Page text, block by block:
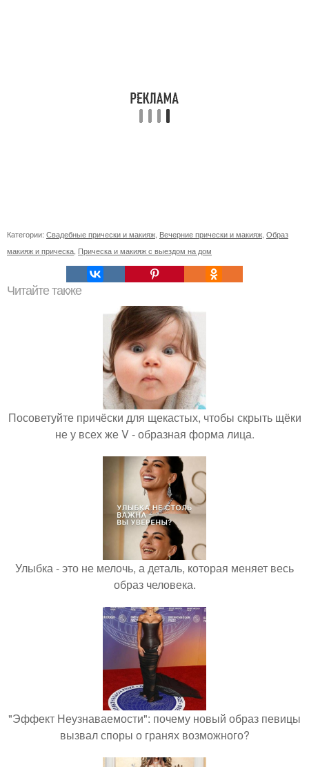
Категории: Свадебные прически и макияж Вечерние прически и макияж Образ
макияж и прическа Прическа и макияж с выездом на дом
Читайте также
Посоветуйте причёски для щекастых, чтобы скрыть щёки
не у всех же V - образная форма лица.
Улыбка - это не мелочь, а деталь, которая меняет весь
образ человека.
"Эффект Неузнаваемости": почему новый образ певицы
вызвал споры о гранях возможного?